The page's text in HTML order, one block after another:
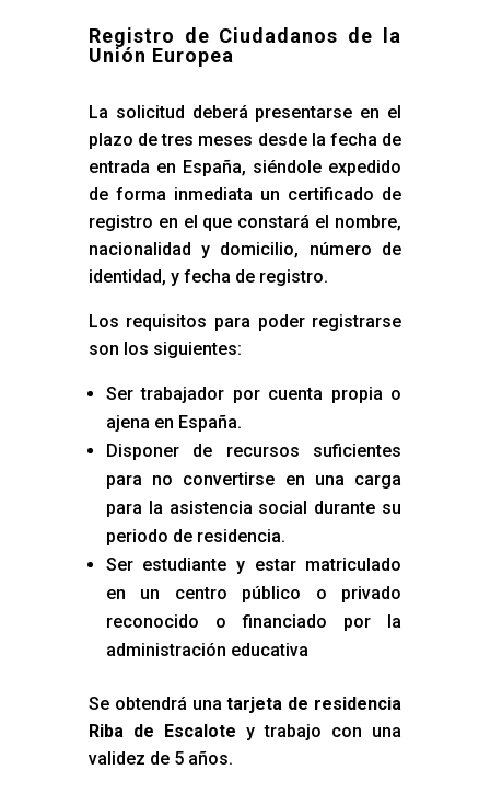
Registro de Ciudadanos de la
Unión Europea
La solicitud deberá presentarse en el
plazo de tres meses desde la fecha de
entrada en España, siéndole expedido
de forma inmediata un certificado de
registro en el que constará el nombre,
nacionalidad y domicilio, número de
identidad, y fecha de registro.
Los requisitos para poder registrarse
son los siguientes:
Ser trabajador por cuenta propia o
ajena en España.
Disponer de recursos suficientes
para no convertirse en una carga
para la asistencia social durante su
periodo de residencia.
Ser estudiante y estar matriculado
en un centro público o privado
reconocido o financiado por la
administración educativa
Se obtendrá unatarjeta de residencia
Riba de Escalote y trabajo con una
validez de 5 años.